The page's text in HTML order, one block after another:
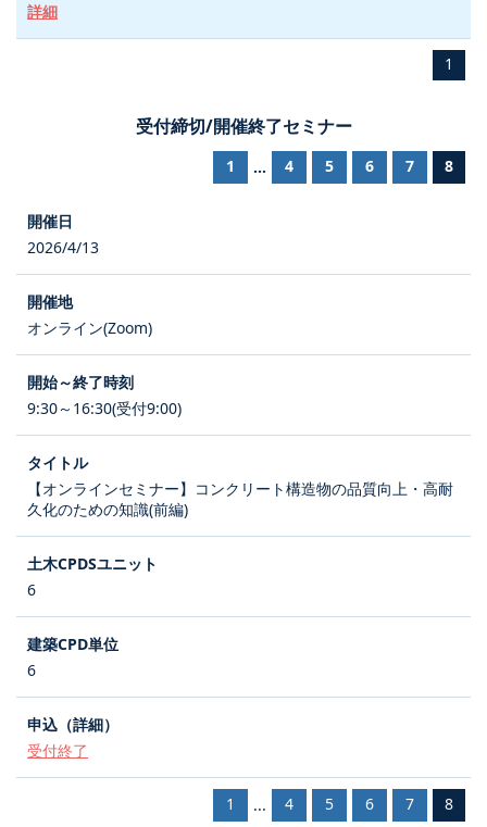
詳細
1
受付締切/開催終了セミナー
1 ... 4 5 6 7 8
2026/4/13
オンライン(Zoom)
9:30～16:30(受付9:00)
【オンラインセミナー】コンクリート構造物の品質向上・高耐
久化のための知識(前編)
6
6
受付終了
1 ... 4 5 6 7 8